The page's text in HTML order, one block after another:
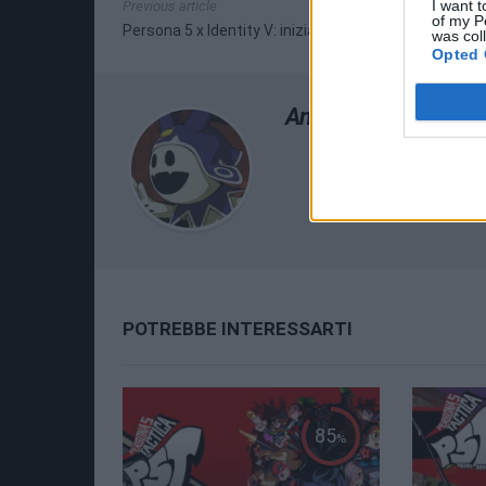
I want
of my
was
Opted
Previous article
Persona 5 x Identity V: inizia la collaborazione
Andrea Scursatone
POTREBBE INTERESSARTI
85%